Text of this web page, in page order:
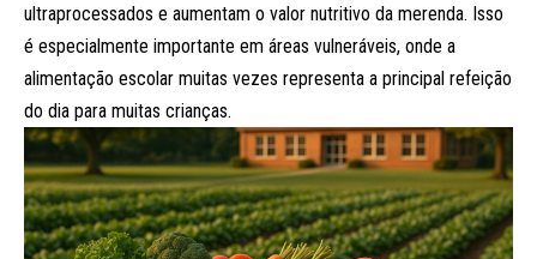
ultraprocessados e aumentam o valor nutritivo da merenda. Isso
é especialmente importante em áreas vulneráveis, onde a
alimentação escolar muitas vezes representa a principal refeição
do dia para muitas crianças.